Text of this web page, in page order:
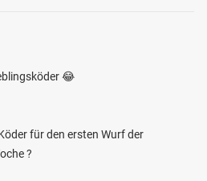
😂
für den ersten Wurf der
?